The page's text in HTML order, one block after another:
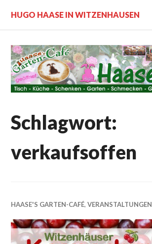
Inhalt
springen
HUGO HAASE IN WITZENHAUSEN
Schlagwort:
verkaufsoffen
HAASE'S GARTEN-CAFÉ,VERANSTALTUNGEN